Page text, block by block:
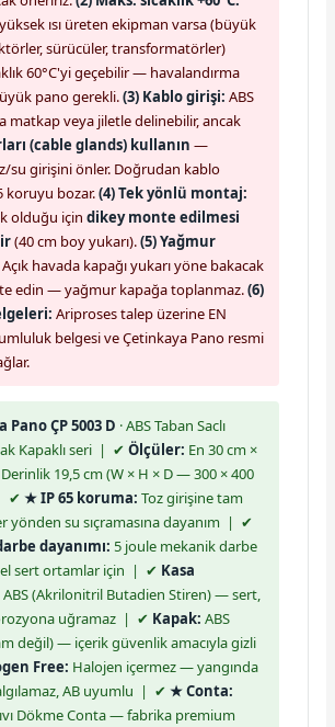
ısı üreten ekipman varsa (büyük
sürücüler, transformatörler)
60°C'yi geçebilir — havalandırma
pano gerekli.(3) Kablo girişi: ABS
matkap veya jiletle delinebilir, ancak
(cable glands) kullanın —
su girişini önler. Doğrudan kablo
koruyu bozar.(4) Tek yönlü montaj:
olduğu için dikey monte edilmesi
(40 cm boy yukarı).(5) Yağmur
Açık havada kapağı yukarı yöne bakacak
edin — yağmur kapağa toplanmaz.(6)
Ariproses talep üzerine EN
belgesi ve Çetinkaya Pano resmi
Pano ÇP 5003 D · ABS Taban Saclı
Kapaklı seri | ✔ Ölçüler: En 30 cm ×
19,5 cm (W × H × D — 300 × 400
✔ ★ IP 65 koruma: Toz girişine tam
yönden su sıçramasına dayanım | ✔
dayanımı: 5 joule mekanik darbe
sert ortamlar için | ✔ Kasa
ABS (Akrilonitril Butadien Stiren) — sert,
uğramaz | ✔ Kapak: ABS
değil) — içerik güvenlik amacıyla gizli
Free: Halojen içermez — yangında
AB uyumlu | ✔ ★ Conta:
Dökme Conta — fabrika premium